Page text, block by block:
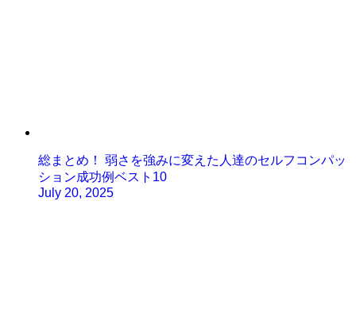
総まとめ！ 弱さを強みに変えた人達のセルフコンパッ
ション成功例ベスト10
July 20, 2025